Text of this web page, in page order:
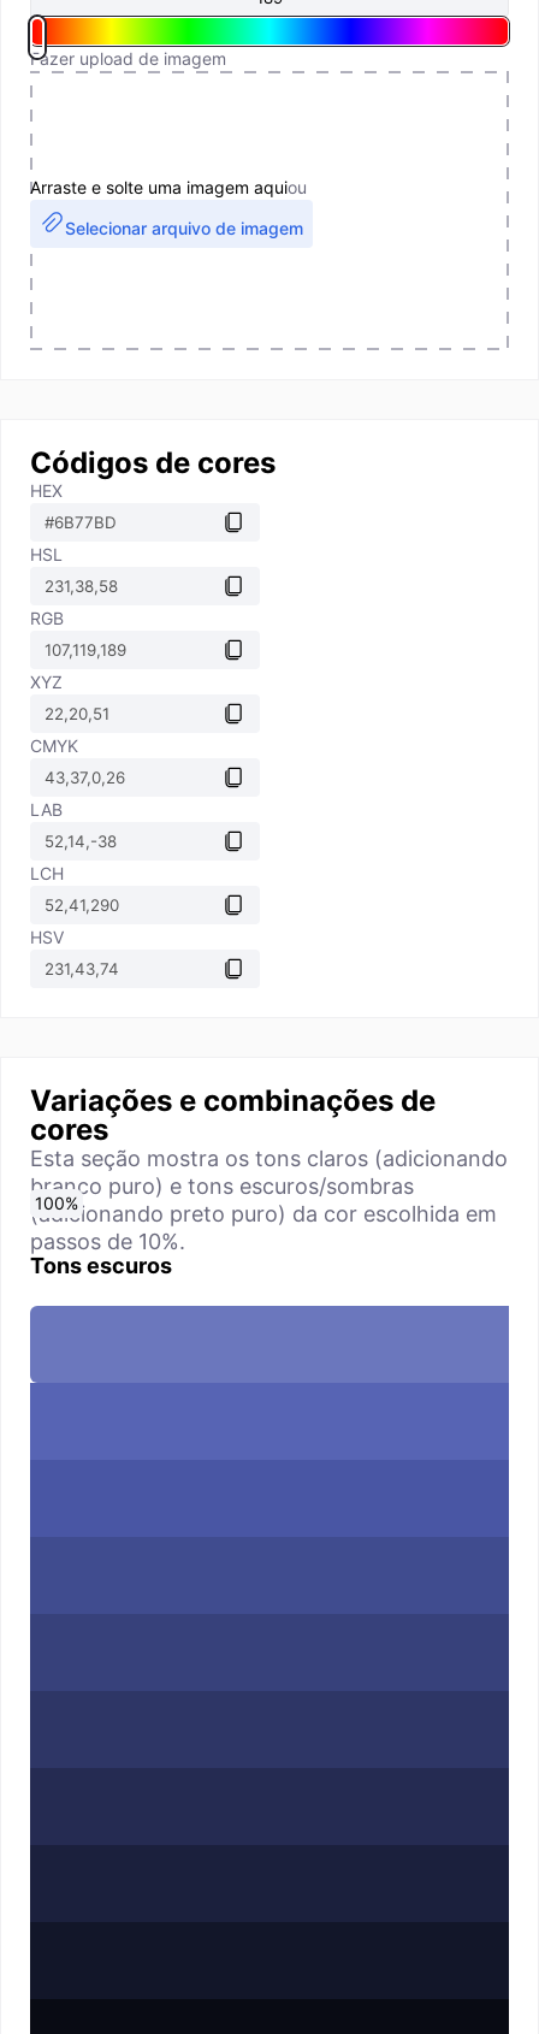
Fazer upload de imagem
Arraste e solte uma imagem aquiou
Selecionar arquivo de imagem
Códigos de cores
HEX
HSL
RGB
XYZ
CMYK
LAB
LCH
HSV
Variações e combinações de
cores
Esta seção mostra os tons claros (adicionando
branco puro) e tons escuros/sombras
(adicionando preto puro) da cor escolhida em
passos de 10%.
Tons escuros
0%
10%
20%
30%
40%
50%
60%
70%
80%
90%
100%